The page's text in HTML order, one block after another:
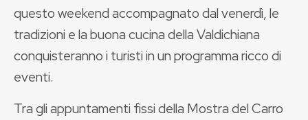
questo weekend accompagnato dal venerdì, le
tradizioni e la buona cucina della Valdichiana
conquisteranno i turisti in un programma ricco di
eventi.
Tra gli appuntamenti fissi della Mostra del Carro